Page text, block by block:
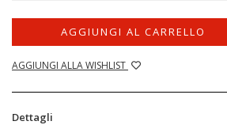
AGGIUNGI AL CARRELLO
AGGIUNGI ALLA WISHLIST
Dettagli